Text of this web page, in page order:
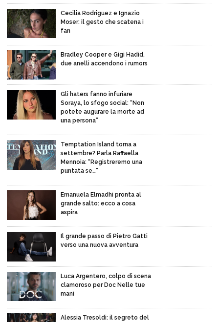
Cecilia Rodriguez e Ignazio
Moser: il gesto che scatena i
fan
Bradley Cooper e Gigi Hadid,
due anelli accendono i rumors
Gli haters fanno infuriare
Soraya, lo sfogo social: “Non
potete augurare la morte ad
una persona”
Temptation Island torna a
settembre? Parla Raffaella
Mennoia: “Registreremo una
puntata se…”
Emanuela Elmadhi pronta al
grande salto: ecco a cosa
aspira
Il grande passo di Pietro Gatti
verso una nuova avventura
Luca Argentero, colpo di scena
clamoroso per Doc Nelle tue
mani
Alessia Tresoldi: il segreto del